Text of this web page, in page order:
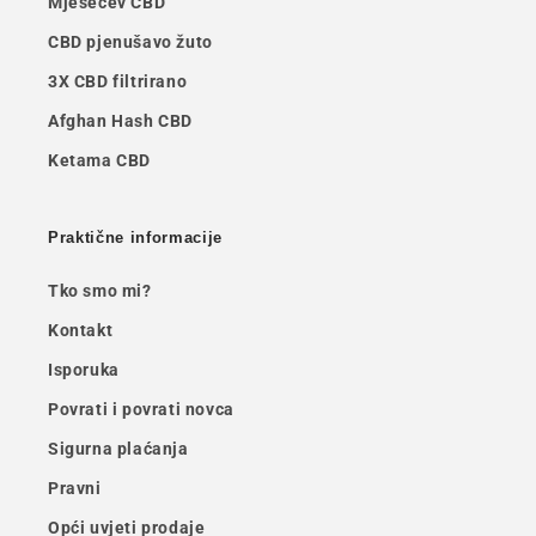
CBD pjenušavo žuto
3X CBD filtrirano
Afghan Hash CBD
Ketama CBD
Praktične informacije
Tko smo mi?
Kontakt
Isporuka
Povrati i povrati novca
Sigurna plaćanja
Pravni
Opći uvjeti prodaje